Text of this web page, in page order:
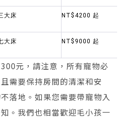
大床 NT$4200 起
大床 NT$9000 起
元，請注意，所有寵物必
需要保持房間的清潔和安
落地。如果您需要帶寵物入
。我們也相當歡迎毛小孩一